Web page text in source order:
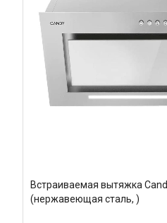
Встраиваемая вытяжка
(нержавеющая сталь, )